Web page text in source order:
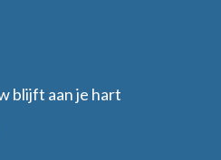
blijft aan je hart